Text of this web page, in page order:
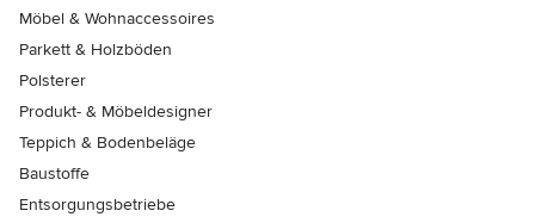
Möbel & Wohnaccessoires
Parkett & Holzböden
Polsterer
Produkt- & Möbeldesigner
Teppich & Bodenbeläge
Baustoffe
Entsorgungsbetriebe